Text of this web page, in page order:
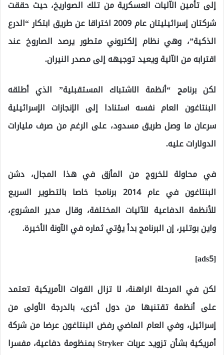
إلى تأمين الآليات العسكرية من تلك الصواريخ، حيث حققت
شركتان إسرائيليتان عام 2009 اختراقا عن طريق ابتكار “الدرع
الذكية”، وهي نظام إلكتروني متطور يرصد الصاروخ عند
اقترابه من الآلية ويعيد توجيهه إلى مصدر النيران.
لكن برنامج “أنظمة الاشتباك المستقبلية” الذي أطلقه
البنتاغون العام نفسه استنادا إلى الإنجازات الإسرائيلية
سرعان ما وصل طريق مسدود، على الرغم من صرف مليارات
الدولارات عليه.
في محاولة للخروج من المأزق في هذا المجال، دشن
البنتاغون في عام 2014 برنامجا خاصا بالتطوير السريع
للأنظمة الدفاعية للآليات المختلفة، وقال مدير المشروع،
واين بوتلير، إن البرنامج بدأ يؤتي ثماره في الآونة الأخيرة.
[ads5]
لكن في المرحلة الراهنة، لا تزال القوات الأمريكية تعتمد
على أنظمة تقتنيها من دول أخرى، بالدرجة الأولى من
إسرائيل، وفي العام الماضي رفض البنتاغون عرضا من شركة
أمريكية بشأن تزويد عربات Stryker بمنظومة دفاعية، مفسرا